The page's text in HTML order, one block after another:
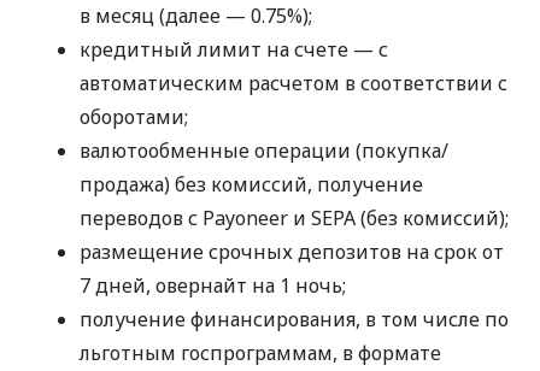
в месяц (далее — 0.75%);
кредитный лимит на счете — с
автоматическим расчетом в соответствии с
оборотами;
валютообменные операции (покупка/
продажа) без комиссий, получение
переводов с Payoneer и SEPA (без комиссий);
размещение срочных депозитов на срок от
7 дней, овернайт на 1 ночь;
получение финансирования, в том числе по
льготным госпрограммам, в формате